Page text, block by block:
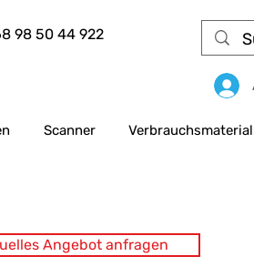
98 50 44 922
Scanner
Angebot anfragen